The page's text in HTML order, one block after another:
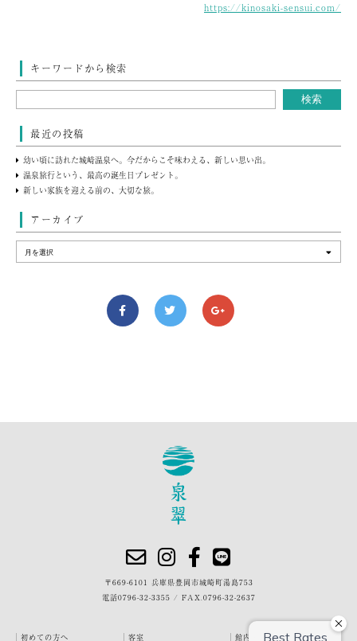
https://kinosaki-sensui.com/
キーワードから検索
最近の投稿
幼い頃に訪れた城崎温泉へ。今だからこそ味わえる、新しい思い出。
温泉旅行という、最高の誕生日プレゼント。
新しい家族を迎える前の、大切な旅。
アーカイブ
〒669-6101 兵庫県豊岡市城崎町湯島753
電話0796-32-3355 / FAX.0796-32-2637
初めての方へ 客室 館内・施設